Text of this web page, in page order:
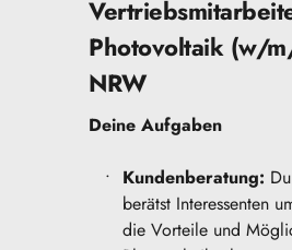
Photovoltaik (w/
NRW
Deine Aufgaben
Kundenberatung:
berätst Interessenten
die Vorteile und